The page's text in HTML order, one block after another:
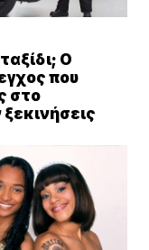
Ο
που
στο